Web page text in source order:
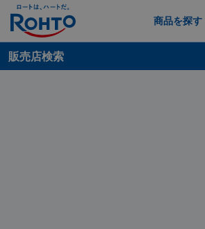
商品を探す
販売店検索